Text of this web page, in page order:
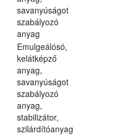
savanyúságot
szabályozó
anyag
Emulgeálósó,
kelátképző
anyag,
savanyúságot
szabályozó
anyag,
stabilizátor,
szilárdítóanyag